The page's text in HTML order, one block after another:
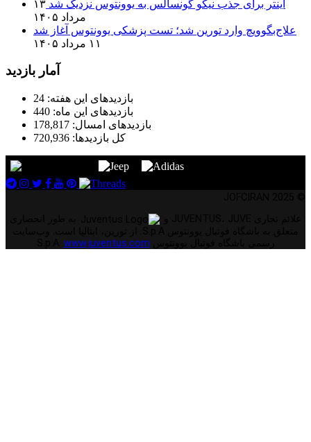
اینتر برای جذب نیکو گونسالس به یوونتوس نزدیک شد ۱۳
مرداد ۱۴۰۵
علاج‌بگوویچ وارد تورین شد؛ تست پزشکی یوونتوس آغاز شد
۱۱ مرداد ۱۴۰۵
آمار بازدید
بازدیدهای این هفته: 24
بازدیدهای این ماه: 440
بازدیدهای امسال: 178,817
کل بازدیدها: 720,936
www.juventus.com